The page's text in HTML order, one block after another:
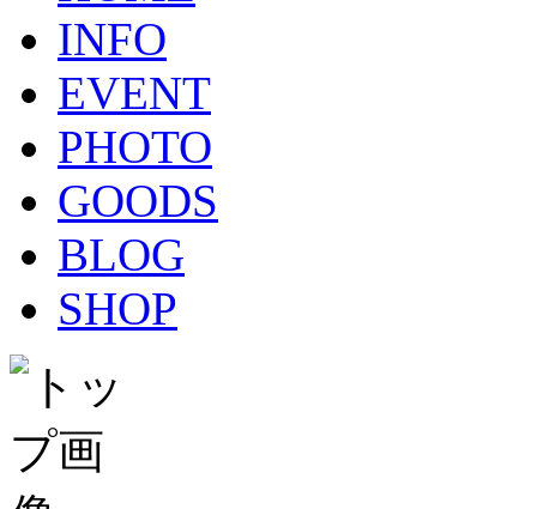
INFO
EVENT
PHOTO
GOODS
BLOG
SHOP